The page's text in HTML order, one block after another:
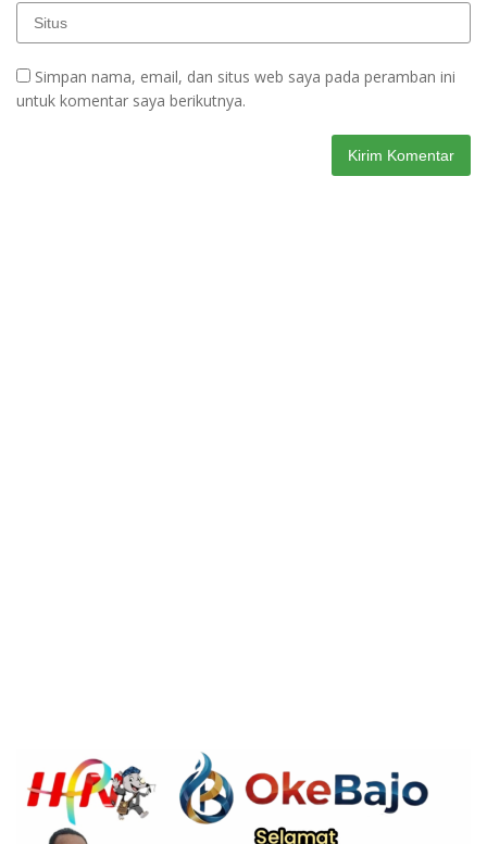
Simpan nama, email, dan situs web saya pada peramban ini
untuk komentar saya berikutnya.